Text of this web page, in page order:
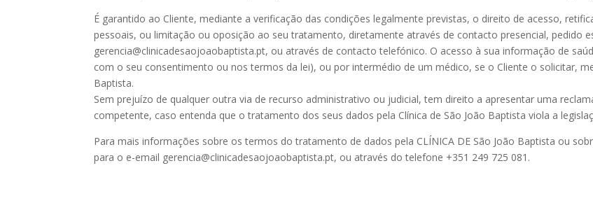
É garantido ao Cliente, mediante a verificação das condições legalmente previstas, o direito de acesso,
pessoais, ou limitação ou oposição ao seu tratamento, diretamente através de contacto presencial, pedido
gerencia@clinicadesaojoaobaptista.pt, ou através de contacto telefónico. O acesso à sua informação de
com o seu consentimento ou nos termos da lei), ou por intermédio de um médico, se o Cliente o solicitar,
Baptista.
Sem prejuízo de qualquer outra via de recurso administrativo ou judicial, tem direito a apresentar uma
competente, caso entenda que o tratamento dos seus dados pela Clínica de São João Baptista viola a
Para mais informações sobre os termos do tratamento de dados pela CLÍNICA DE São João Baptista ou
para o e-email gerencia@clinicadesaojoaobaptista.pt, ou através do telefone +351 249 725 081.